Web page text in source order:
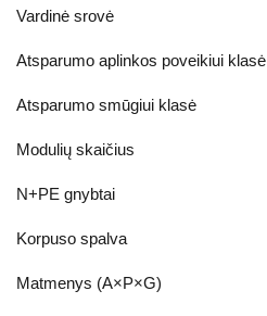
Vardinė srovė
Atsparumo aplinkos poveikiui klasė
Atsparumo smūgiui klasė
Modulių skaičius
N+PE gnybtai
Korpuso spalva
Matmenys (A×P×G)